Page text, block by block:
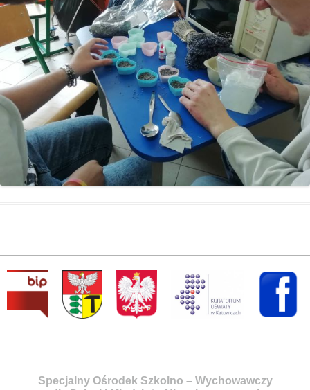
Specjalny Ośrodek Szkolno – Wychowawczy